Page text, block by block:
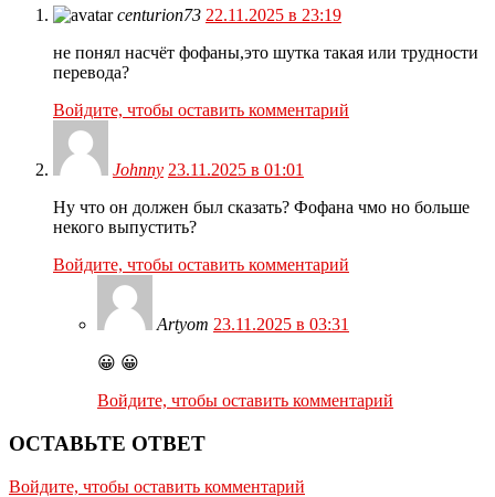
centurion73 22.11.2025 в 23:19
не понял насчёт фофаны,это шутка такая или трудности
перевода?
Войдите, чтобы оставить комментарий
Johnny 23.11.2025 в 01:01
Ну что он должен был сказать? Фофана чмо но больше
некого выпустить?
Войдите, чтобы оставить комментарий
Artyom 23.11.2025 в 03:31
😀 😀
Войдите, чтобы оставить комментарий
ОСТАВЬТЕ ОТВЕТ
Войдите, чтобы оставить комментарий